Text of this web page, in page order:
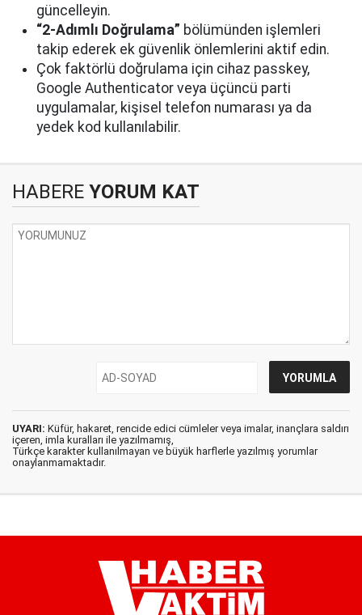
güncelleyin.
“2-Adımlı Doğrulama” bölümünden işlemleri
takip ederek ek güvenlik önlemlerini aktif edin.
Çok faktörlü doğrulama için cihaz passkey,
Google Authenticator veya üçüncü parti
uygulamalar, kişisel telefon numarası ya da
yedek kod kullanılabilir.
HABERE YORUM KAT
UYARI: Küfür, hakaret, rencide edici cümleler veya imalar, inançlara saldırı
içeren, imla kuralları ile yazılmamış,
Türkçe karakter kullanılmayan ve büyük harflerle yazılmış yorumlar
onaylanmamaktadır.